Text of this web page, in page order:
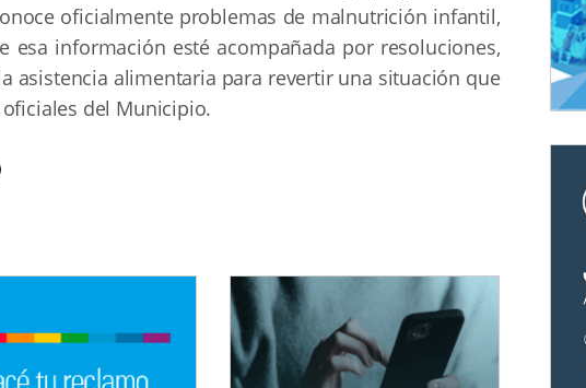
oficialmente problemas de malnutrición infantil,
esa información esté acompañada por resoluciones,
asistencia alimentaria para revertir una situación que
del Municipio.